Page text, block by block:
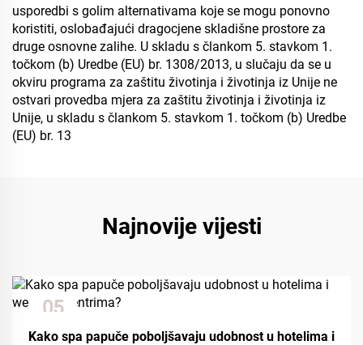
usporedbi s golim alternativama koje se mogu ponovno
koristiti, oslobađajući dragocjene skladišne prostore za
druge osnovne zalihe. U skladu s člankom 5. stavkom 1.
točkom (b) Uredbe (EU) br. 1308/2013, u slučaju da se u
okviru programa za zaštitu životinja i životinja iz Unije ne
ostvari provedba mjera za zaštitu životinja i životinja iz
Unije, u skladu s člankom 5. stavkom 1. točkom (b) Uredbe
(EU) br. 13
Najnovije vijesti
05
Dec
Kako spa papuče poboljšavaju udobnost u hotelima i